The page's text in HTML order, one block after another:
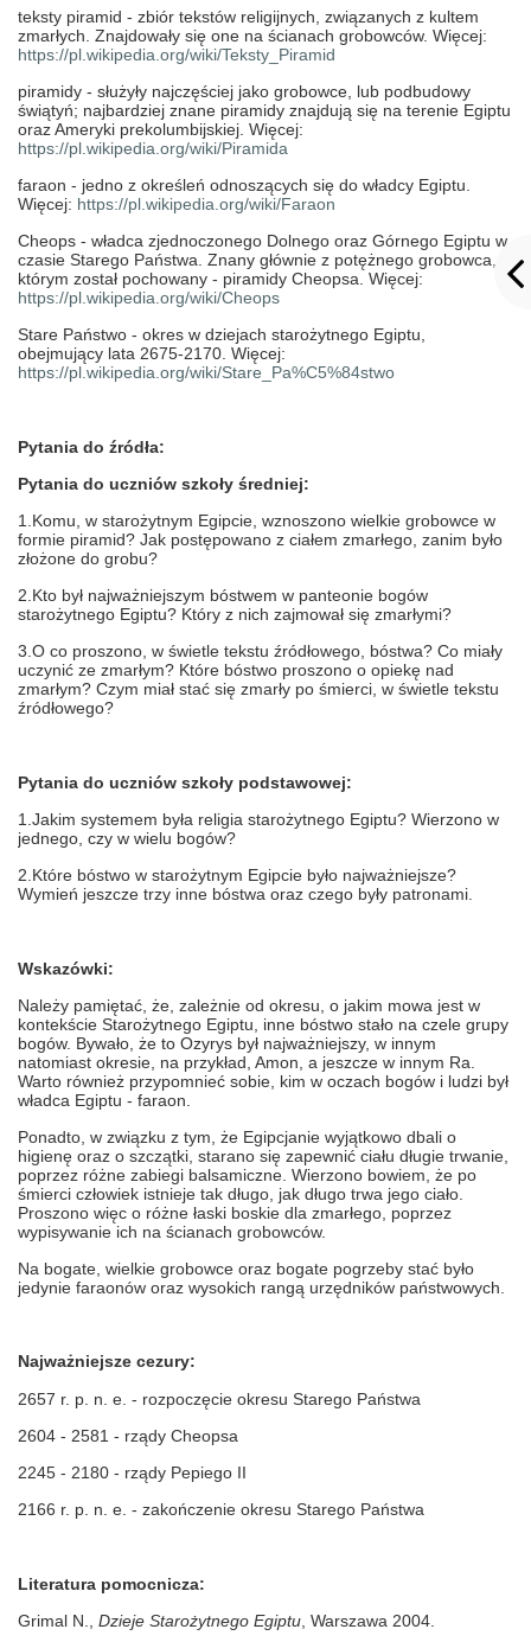
teksty piramid - zbiór tekstów religijnych, związanych z kultem
zmarłych. Znajdowały się one na ścianach grobowców. Więcej:
https://pl.wikipedia.org/wiki/Teksty_Piramid
piramidy - służyły najczęściej jako grobowce, lub podbudowy
świątyń; najbardziej znane piramidy znajdują się na terenie Egiptu
oraz Ameryki prekolumbijskiej. Więcej:
https://pl.wikipedia.org/wiki/Piramida
faraon - jedno z określeń odnoszących się do władcy Egiptu.
Więcej: https://pl.wikipedia.org/wiki/Faraon
Cheops - władca zjednoczonego Dolnego oraz Górnego Egiptu w
czasie Starego Państwa. Znany głównie z potężnego grobowca, w
którym został pochowany - piramidy Cheopsa. Więcej:
https://pl.wikipedia.org/wiki/Cheops
Stare Państwo - okres w dziejach starożytnego Egiptu,
obejmujący lata 2675-2170. Więcej:
https://pl.wikipedia.org/wiki/Stare_Pa%C5%84stwo
Pytania do źródła:
Pytania do uczniów szkoły średniej:
1.Komu, w starożytnym Egipcie, wznoszono wielkie grobowce w
formie piramid? Jak postępowano z ciałem zmarłego, zanim było
złożone do grobu?
2.Kto był najważniejszym bóstwem w panteonie bogów
starożytnego Egiptu? Który z nich zajmował się zmarłymi?
3.O co proszono, w świetle tekstu źródłowego, bóstwa? Co miały
uczynić ze zmarłym? Które bóstwo proszono o opiekę nad
zmarłym? Czym miał stać się zmarły po śmierci, w świetle tekstu
źródłowego?
Pytania do uczniów szkoły podstawowej:
1.Jakim systemem była religia starożytnego Egiptu? Wierzono w
jednego, czy w wielu bogów?
2.Które bóstwo w starożytnym Egipcie było najważniejsze?
Wymień jeszcze trzy inne bóstwa oraz czego były patronami.
Wskazówki:
Należy pamiętać, że, zależnie od okresu, o jakim mowa jest w
kontekście Starożytnego Egiptu, inne bóstwo stało na czele grupy
bogów. Bywało, że to Ozyrys był najważniejszy, w innym
natomiast okresie, na przykład, Amon, a jeszcze w innym Ra.
Warto również przypomnieć sobie, kim w oczach bogów i ludzi był
władca Egiptu - faraon.
Ponadto, w związku z tym, że Egipcjanie wyjątkowo dbali o
higienę oraz o szczątki, starano się zapewnić ciału długie trwanie,
poprzez różne zabiegi balsamiczne. Wierzono bowiem, że po
śmierci człowiek istnieje tak długo, jak długo trwa jego ciało.
Proszono więc o różne łaski boskie dla zmarłego, poprzez
wypisywanie ich na ścianach grobowców.
Na bogate, wielkie grobowce oraz bogate pogrzeby stać było
jedynie faraonów oraz wysokich rangą urzędników państwowych.
Najważniejsze cezury:
2657 r. p. n. e. - rozpoczęcie okresu Starego Państwa
2604 - 2581 - rządy Cheopsa
2245 - 2180 - rządy Pepiego II
2166 r. p. n. e. - zakończenie okresu Starego Państwa
Literatura pomocnicza:
Grimal N., Dzieje Starożytnego Egiptu , Warszawa 2004.